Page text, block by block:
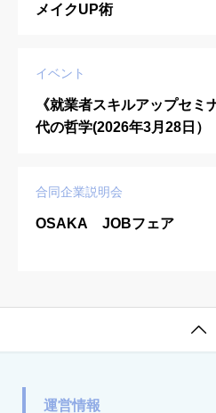
メイクUP術
イベント
《就業者スキルアップセ
代の哲学(2026年3月28日）
合同企業説明会
OSAKA JOBフェア

運営情報